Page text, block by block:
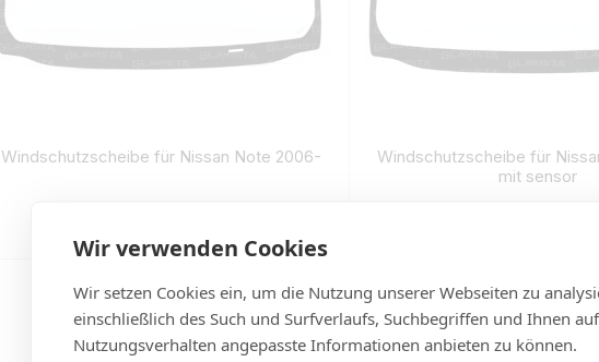
Windschutzscheibe für Nissan Note 2006-
Windschutzscheibe für
mit sensor
Wir verwenden Cookies
Wir setzen Cookies ein, um die Nutzung unserer Webseiten zu
einschließlich des Such und Surfverlaufs, Suchbegriffen und Ihnen
Nutzungsverhalten angepasste Informationen anbieten zu können.